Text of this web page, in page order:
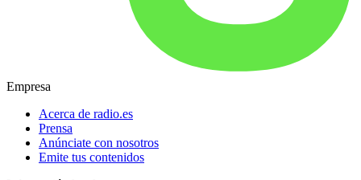
Empresa
Acerca de radio.es
Prensa
Anúnciate con nosotros
Emite tus contenidos